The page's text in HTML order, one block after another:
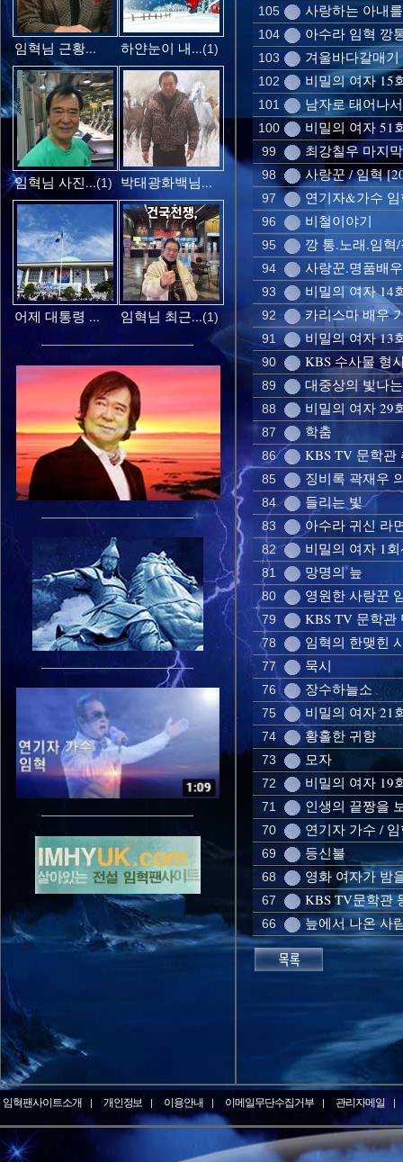
임혁님 근황... 하얀눈이 내...(1)
임혁님 사진...(1) 박태광화백님...
어제 대통령 ... 임혁님 최근...(1)
105 사랑하는 아내
104 아수라 임혁 깡
103 겨울바다갈매기
102 비밀의 여자 15
101 남자로 태어나
100 비밀의 여자 51
99 최강칠우 마지
98 사랑꾼 / 임혁
97 연기자&가수
96 비철이야기
95 깡 통.노래.임혁
94 사랑꾼.명품배
93 비밀의 여자 14
92 카리스마 배우
91 비밀의 여자 13
90 KBS 수사물 형
89 대중상의 빛나
88 비밀의 여자 29
87 학춤
86 KBS TV 문학관
85 징비록 곽재우
84 들리는 빛
83 아수라 귀신 라
82 비밀의 여자 1회
81 망명의 늪
80 영원한 사랑꾼
79 KBS TV 문학관
78 임혁의 한맺힌
77 묵시
76 장수하늘소
75 비밀의 여자 21
74 황홀한 귀향
73 모자
72 비밀의 여자 19
71 인생의 끝짱을
70 연기자 가수 /
69 등신불
68 영화 여자가 밤
67 KBS TV문학관
66 늪에서 나온 사
임혁팬사이트소개 개인정보 이용안내 이메일무단수집거부 관리자메일